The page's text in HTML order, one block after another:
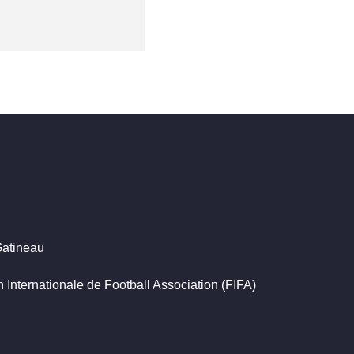
Internationale de Football Association (FIFA)